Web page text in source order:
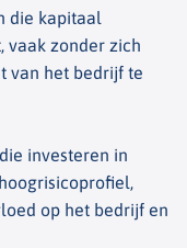
die kapitaal
vaak zonder zich
van het bedrijf te
investeren in
op het bedrijf en